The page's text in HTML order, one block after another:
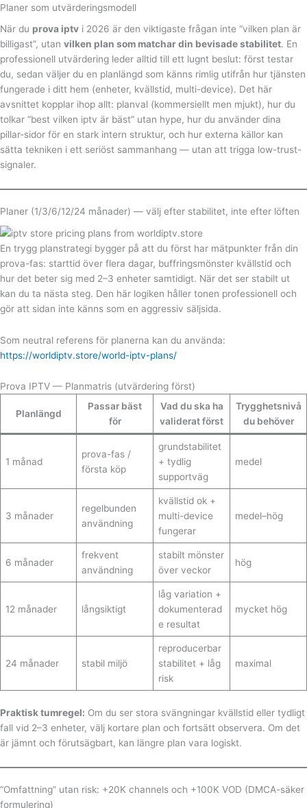
Planer som utvärderingsmodell
När du prova iptv i 2026 är den viktigaste frågan inte “vilken plan är
billigast”, utan vilken plan som matchar din bevisade stabilitet. En
professionell utvärdering leder alltid till ett lugnt beslut: först testar
du, sedan väljer du en planlängd som känns rimlig utifrån hur tjänsten
fungerade i ditt hem (enheter, kvällstid, multi-device). Det här
avsnittet kopplar ihop allt: planval (kommersiellt men mjukt), hur du
tolkar “best vilken iptv är bäst” utan hype, hur du använder dina
pillar-sidor för en stark intern struktur, och hur externa källor kan
sätta tekniken i ett seriöst sammanhang — utan att trigga low-trust-
signaler.
Planer (1/3/6/12/24 månader) — välj efter stabilitet, inte efter löften
En trygg planstrategi bygger på att du först har mätpunkter från din
prova-fas: starttid över flera dagar, buffringsmönster kvällstid och
hur det beter sig med 2–3 enheter samtidigt. När det ser stabilt ut
kan du ta nästa steg. Den här logiken håller tonen professionell och
gör att sidan inte känns som en aggressiv säljsida.
Som neutral referens för planerna kan du använda:
https://worldiptv.store/world-iptv-plans/
Prova IPTV — Planmatris (utvärdering först)
Planlängd
Passar bäst
för
Vad du ska ha
validerat först
Trygghetsnivå
du behöver
1 månad
prova-fas /
första köp
grundstabilitet
+ tydlig
supportväg
medel
3 månader
regelbunden
användning
kvällstid ok +
multi-device
fungerar
medel–hög
6 månader
frekvent
användning
stabilt mönster
över veckor
hög
12 månader långsiktigt
låg variation +
dokumenterad
e resultat
mycket hög
24 månader stabil miljö
reproducerbar
stabilitet + låg
risk
maximal
Praktisk tumregel: Om du ser stora svängningar kvällstid eller tydligt
fall vid 2–3 enheter, välj kortare plan och fortsätt observera. Om det
är jämnt och förutsägbart, kan längre plan vara logiskt.
“Omfattning” utan risk: +20K channels och +100K VOD (DMCA-säker
formulering)